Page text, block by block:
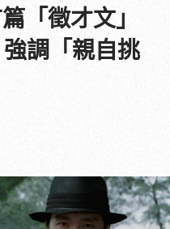
「徵才文」
調「親自挑